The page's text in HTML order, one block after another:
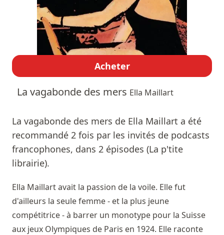
Acheter
La vagabonde des mers Ella Maillart
La vagabonde des mers de Ella Maillart a été
recommandé 2 fois par les invités de podcasts
francophones, dans 2 épisodes (La p'tite
librairie).
Ella Maillart avait la passion de la voile. Elle fut
d'ailleurs la seule femme - et la plus jeune
compétitrice - à barrer un monotype pour la Suisse
aux jeux Olympiques de Paris en 1924. Elle raconte